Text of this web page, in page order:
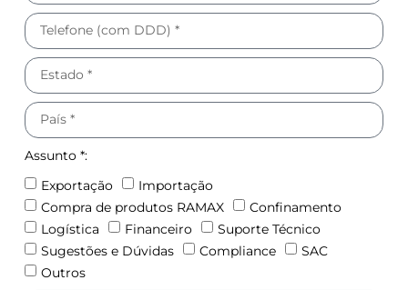
Assunto *:
Exportação
Importação
Compra de produtos RAMAX
Confinamento
Logística
Financeiro
Suporte Técnico
Sugestões e Dúvidas
Compliance
SAC
Outros